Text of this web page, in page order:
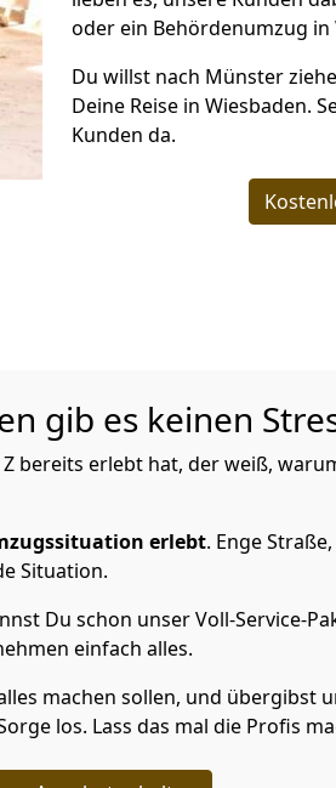
oder ein Behördenumzug
Du willst nach Münster
Deine Reise in Wiesbaden.
Kunden da.
gib es keinen
Z bereits erlebt hat, der weiß,
erlebt. Enge
Situation.
Du schon unser Voll-Service-
einfach alles.
machen sollen, und übergibst
los. Lass das mal die Profis